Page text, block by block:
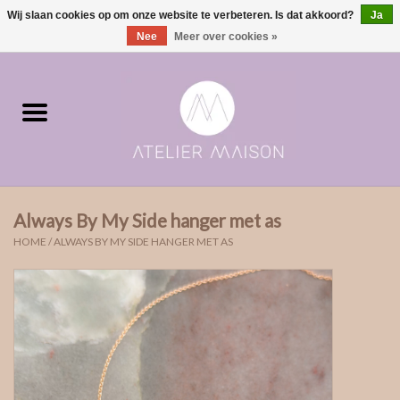
0 Artikelen - €0,00
Moments | verloving & geboorte
ONE of ONE
The Wedding collectie
Soulmates
Rouw- & asjuwelen
Always By My Side hanger met as
HOME /ALWAYS BY MY SIDE HANGER MET AS
Wij slaan cookies op om onze website te verbeteren. Is dat akkoord?
Ja
Nee
Meer over cookies »